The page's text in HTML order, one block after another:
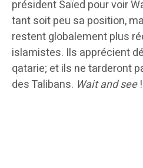
président Saïed pour voir
tant soit peu sa position,
restent globalement plus
islamistes. Ils apprécient
qatarie; et ils ne tarderont
des Talibans. Wait and see!